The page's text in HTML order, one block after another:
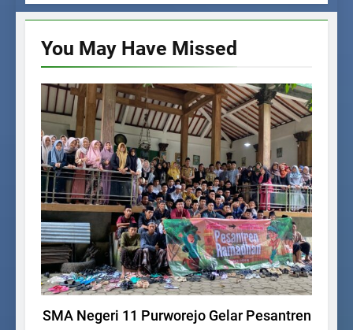
You May Have Missed
KEGIATAN SISWA
SMA Negeri 11 Purworejo Gelar Pesantren